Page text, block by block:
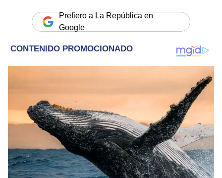
Prefiero a La República en
Google